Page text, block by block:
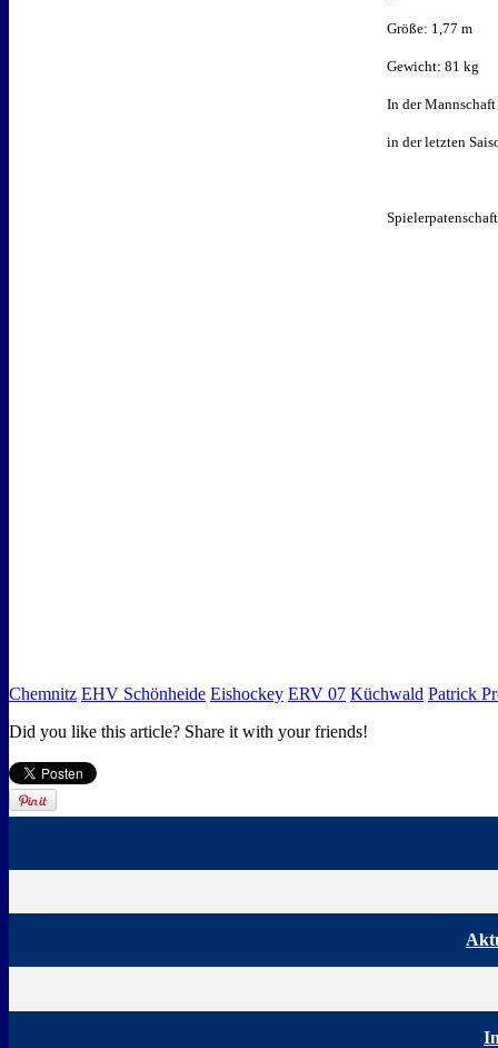
Größe: 1,77 m
Gewicht: 81 kg
In der
in der letzten
Chemnitz EHV Schönheide Eishockey ERV 07 Küchwald Patrick
Did you like this article? Share it with your friends!